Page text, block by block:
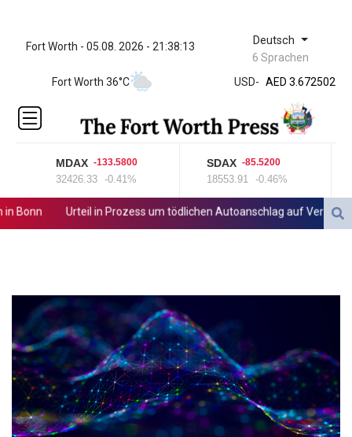
Fort Worth - 05.08. 2026 - 21:38:13 Deutsch
6 Sprachen
Fort Worth 36°C
USD-
ZWL 321.999592
AED 3.672502
AED 3.672502
AFN
ALL 80.697151
AMD
AOA
918.000215
1496.239599
BIF 2992.5
BMD 1
BND 1.281592
BOB 12.13835
BRL 5.139397
MDAX -133.5800
32426.33 -0.41%
SDAX -85.5200
18553.91 -0.46%
Urteil in Prozess um tödlichen Autoanschlag auf Verdi-